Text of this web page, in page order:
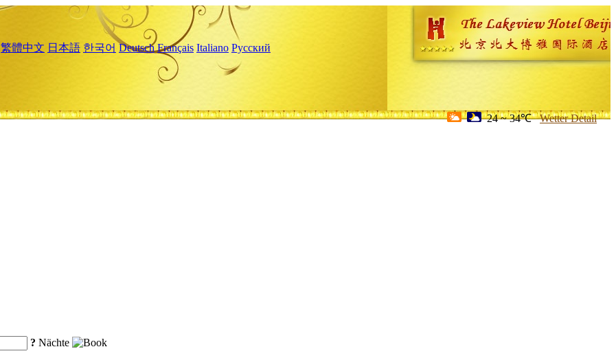
繁體中文 日本語 한국어 Deutsch Français Italiano Русский
24 ~ 34℃ Wetter Detail
? Nächte